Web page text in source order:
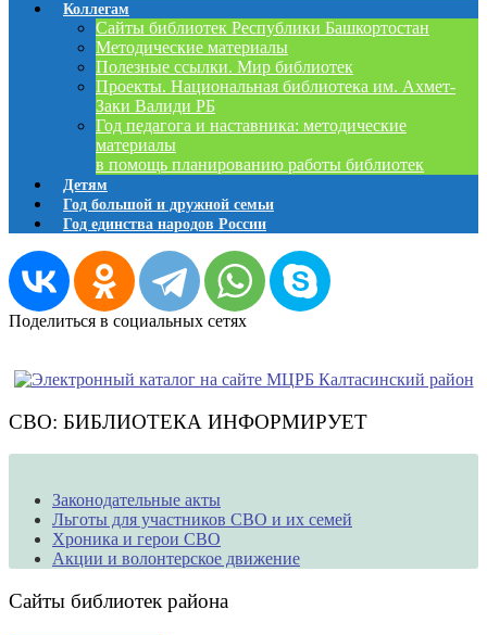
Коллегам
Сайты библиотек Республики Башкортостан
Методические материалы
Полезные ссылки. Мир библиотек
Проекты. Национальная библиотека им. Ахмет-
Заки Валиди РБ
Год педагога и наставника: методические
материалы
в помощь планированию работы библиотек
Детям
Год большой и дружной семьи
Год единства народов России
Поделиться в социальных сетях
СВО: БИБЛИОТЕКА ИНФОРМИРУЕТ
Законодательные акты
Льготы для участников СВО и их семей
Хроника и герои СВО
Акции и волонтерское движение
Сайты библиотек района